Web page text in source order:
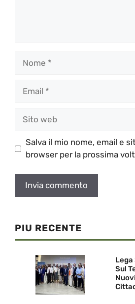
Salva il mio nome, email e
browser per la prossima
PIU RECENTE
Lega
Sul